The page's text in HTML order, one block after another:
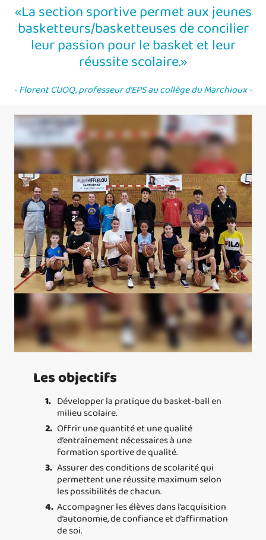
La section sportive permet aux jeunes
basketteurs/basketteuses de concilier
leur passion pour le basket et leur
réussite scolaire.
Florent CUOQ, professeur d’EPS au collège du Marchioux
Les objectifs
Développer la pratique du basket-ball en
milieu scolaire.
Offrir une quantité et une qualité
d’entraînement nécessaires à une
formation sportive de qualité.
Assurer des conditions de scolarité qui
permettent une réussite maximum selon
les possibilités de chacun.
Accompagner les élèves dans l’acquisition
d’autonomie, de confiance et d’affirmation
de soi.